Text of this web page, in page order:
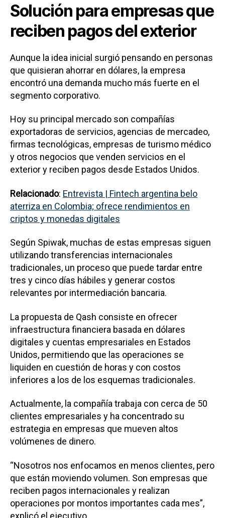
Solución para empresas que
reciben pagos del exterior
Aunque la idea inicial surgió pensando en personas
que quisieran ahorrar en dólares, la empresa
encontró una demanda mucho más fuerte en el
segmento corporativo.
Hoy su principal mercado son compañías
exportadoras de servicios, agencias de mercadeo,
firmas tecnológicas, empresas de turismo médico
y otros negocios que venden servicios en el
exterior y reciben pagos desde Estados Unidos.
Relacionado: Entrevista | Fintech argentina belo
aterriza en Colombia; ofrece rendimientos en
criptos y monedas digitales
Según Spiwak, muchas de estas empresas siguen
utilizando transferencias internacionales
tradicionales, un proceso que puede tardar entre
tres y cinco días hábiles y generar costos
relevantes por intermediación bancaria.
La propuesta de Qash consiste en ofrecer
infraestructura financiera basada en dólares
digitales y cuentas empresariales en Estados
Unidos, permitiendo que las operaciones se
liquiden en cuestión de horas y con costos
inferiores a los de los esquemas tradicionales.
Actualmente, la compañía trabaja con cerca de 50
clientes empresariales y ha concentrado su
estrategia en empresas que mueven altos
volúmenes de dinero.
“Nosotros nos enfocamos en menos clientes, pero
que están moviendo volumen. Son empresas que
reciben pagos internacionales y realizan
operaciones por montos importantes cada mes”,
explicó el ejecutivo.